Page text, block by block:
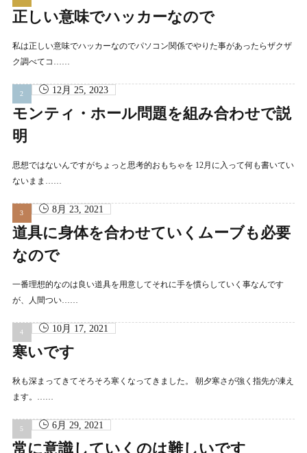
正しい意味でハッカーなので
私は正しい意味でハッカーなのでパソコン関係でやりた事があったらザクザ
ク調べてコ……
12月 25, 2023
モンティ・ホール問題を組み合わせで説
明
思想ではないんですがちょっと思考的おもちゃを 12月に入って何も書いてい
ないまま……
8月 23, 2021
道具に身体を合わせていくムーブも必要
なので
一番理想的なのは良い道具を用意してそれに手を慣らしていく事なんです
が、人間つい……
10月 17, 2021
寒いです
秋も深まってきてそろそろ寒くなってきました。 朝夕寒さが強く指先が凍え
ます。……
6月 29, 2021
常に意識していくのは難しいです